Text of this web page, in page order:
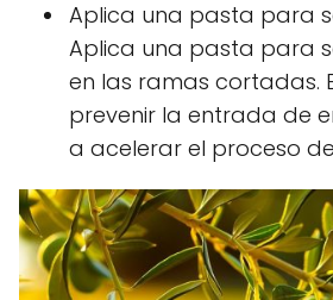
Aplica una pasta para
Aplica una pasta para
en las ramas cortadas.
prevenir la entrada de
a acelerar el proceso